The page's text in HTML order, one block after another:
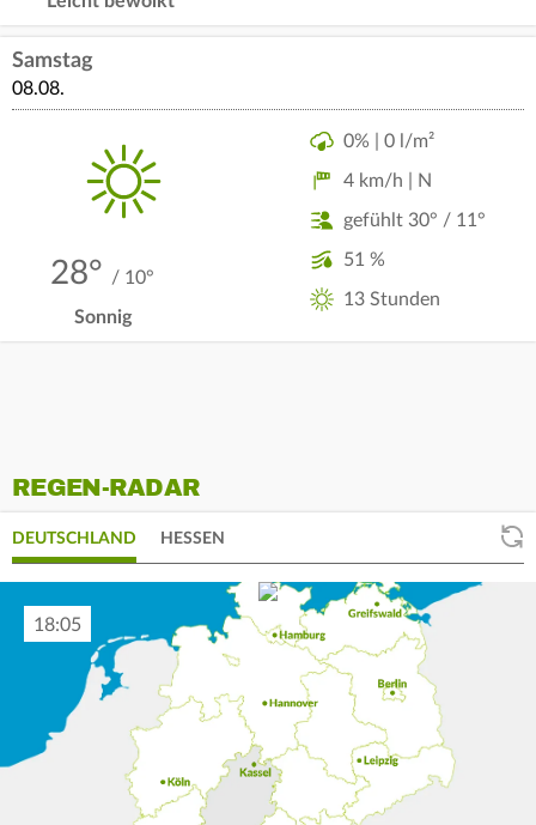
Samstag
08.08.
28° / 10°
Sonnig
0% | 0 l/m²
4 km/h | N
gefühlt 30° / 11°
51 %
13 Stunden
REGEN-RADAR
DEUTSCHLAND HESSEN
18:15